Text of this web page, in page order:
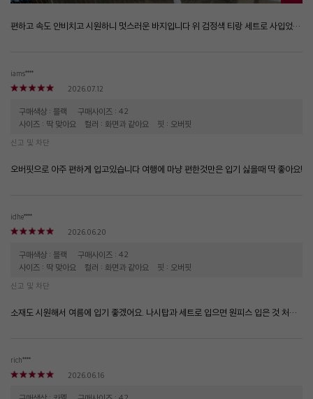
편하고 속도 안비치고 시원하니 멋스러운 바지입니다 위 검정색 티랑 세트로 사입었는데 찰떡이네요
iams****
2026.07.12
구매색상 : 블랙
구매사이즈 : 42
사이즈 : 딱 맞아요
컬러 : 화면과 같아요 핏 : 오버핏
신고 및 차단
오버핏으로 아주 편하게 입고있습니다 여행에 마냥 편한것만은 입기 싫을때 딱 좋아요!
idhe****
2026.06.20
구매색상 : 블랙
구매사이즈 : 42
사이즈 : 딱 맞아요
컬러 : 화면과 같아요 핏 : 오버핏
신고 및 차단
소재도 시원해서 여름에 입기 좋겠어요. 나시탑과 세트로 입으면 원피스 입은 것 처럼 보여서 더 좋아요.
rich****
2026.06.16